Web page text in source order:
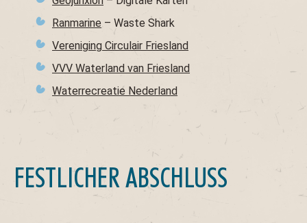
Ranmarine – Waste Shark
Vereniging Circulair Friesland
VVV Waterland van Friesland
Waterrecreatie Nederland
FESTLICHER ABSCHLUSS